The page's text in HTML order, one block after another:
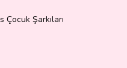
Çocuk Şarkıları